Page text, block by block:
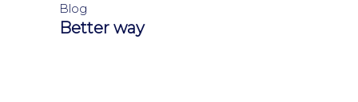
Blog
Better way